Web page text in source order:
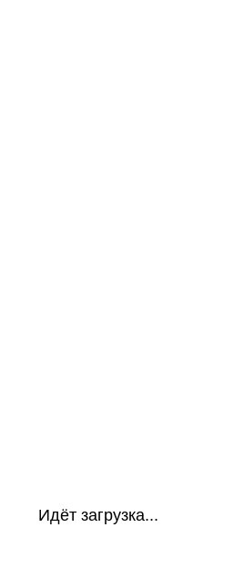
Идёт загрузка...